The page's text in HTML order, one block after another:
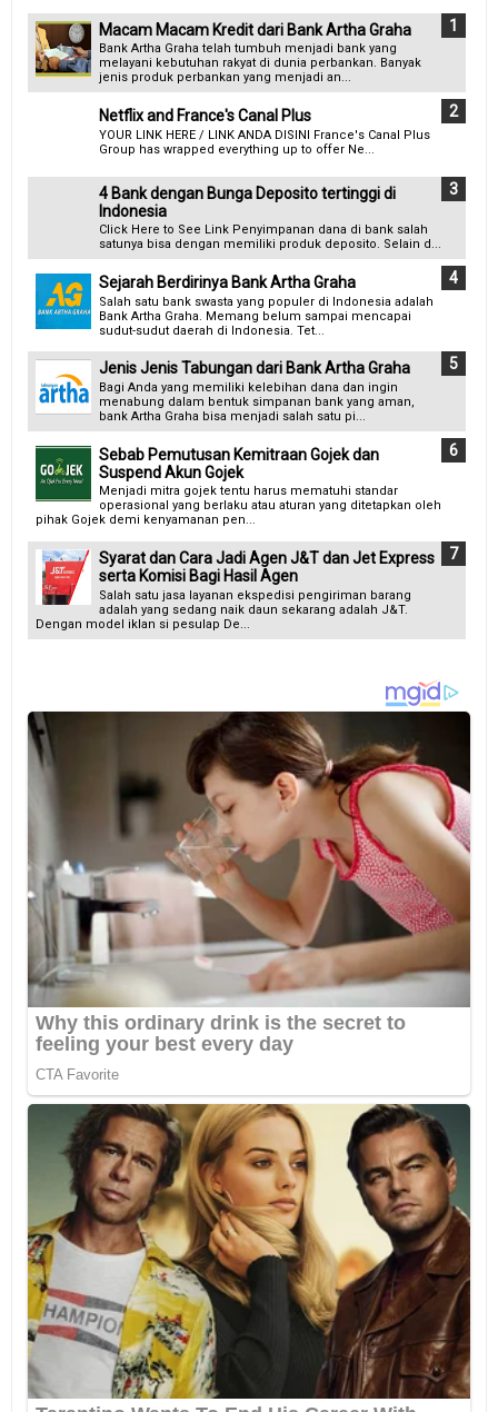
Macam Macam Kredit dari Bank Artha Graha
Bank Artha Graha telah tumbuh menjadi bank yang
melayani kebutuhan rakyat di dunia perbankan. Banyak
jenis produk perbankan yang menjadi an...
Netflix and France's Canal Plus
YOUR LINK HERE / LINK ANDA DISINI France's Canal Plus
Group has wrapped everything up to offer Ne...
4 Bank dengan Bunga Deposito tertinggi di
Indonesia
Click Here to See Link Penyimpanan dana di bank salah
satunya bisa dengan memiliki produk deposito. Selain d...
Sejarah Berdirinya Bank Artha Graha
Salah satu bank swasta yang populer di Indonesia adalah
Bank Artha Graha. Memang belum sampai mencapai
sudut-sudut daerah di Indonesia. Tet...
Jenis Jenis Tabungan dari Bank Artha Graha
Bagi Anda yang memiliki kelebihan dana dan ingin
menabung dalam bentuk simpanan bank yang aman,
bank Artha Graha bisa menjadi salah satu pi...
Sebab Pemutusan Kemitraan Gojek dan
Suspend Akun Gojek
Menjadi mitra gojek tentu harus mematuhi standar
operasional yang berlaku atau aturan yang ditetapkan oleh
pihak Gojek demi kenyamanan pen...
Syarat dan Cara Jadi Agen J&T dan Jet Express
serta Komisi Bagi Hasil Agen
Salah satu jasa layanan ekspedisi pengiriman barang
adalah yang sedang naik daun sekarang adalah J&T.
Dengan model iklan si pesulap De...